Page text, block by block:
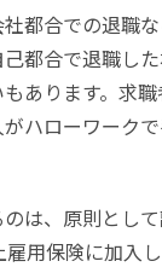
都合での退職
都合で退職し
あります。求
ハローワーク
は、原則とし
用保険に加入